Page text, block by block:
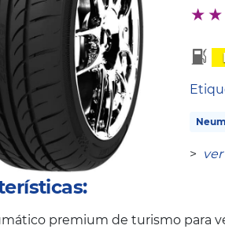
>
premium de turismo para